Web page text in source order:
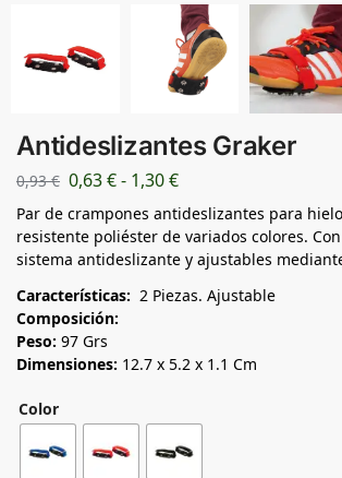
Antideslizantes Graker
0,93€ 0,63€- 1,30€
Par de crampones antideslizantes para
resistente poliéster de variados colores.
sistema antideslizante y ajustables
Características: 2 Piezas. Ajustable
Composición:
Peso: 97 Grs
Dimensiones: 12.7 x 5.2 x 1.1 Cm
Color